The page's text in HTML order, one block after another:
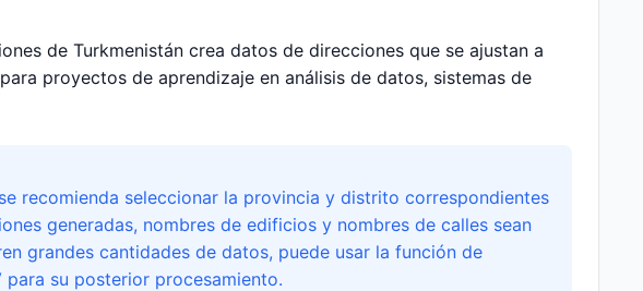
de Turkmenistán crea datos de direcciones que se ajustan a
proyectos de aprendizaje en análisis de datos, sistemas de
recomienda seleccionar la provincia y distrito correspondientes
generadas, nombres de edificios y nombres de calles sean
grandes cantidades de datos, puede usar la función de
su posterior procesamiento.